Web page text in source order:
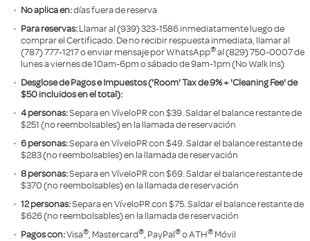
No aplica en:días fuera de reserva
Para reservas:Llamar al (939) 323-1586 inmediatamente luego de
comprar el Certificado. De no recibir respuesta inmediata, llamar al
(787) 777-1217 o enviar mensaje por WhatsApp®al (829) 750-0007 de
lunes a viernes de 10am-6pm o sábado de 9am-1pm (No Walk Ins)
Desglose de Pagos e Impuestos ('Room' Tax de 9% + 'Cleaning Fee' de
$50 incluidos en el total):
4 personas:Separa en VíveloPR con $39. Saldar el balance restante de
$251 (no reembolsables) en la llamada de reservación
6 personas:Separa en VíveloPR con $49. Saldar el balance restante de
$283 (no reembolsables) en la llamada de reservación
8 personas:Separa en VíveloPR con $69. Saldar el balance restante de
$370 (no reembolsables) en la llamada de reservación
12 personas:Separa en VíveloPR con $75. Saldar el balance restante de
$626 (no reembolsables) en la llamada de reservación
Pagos con:Visa® , Mastercard® , PayPal®o ATH® Móvil